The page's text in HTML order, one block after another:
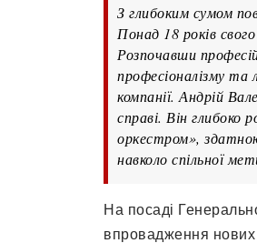
З глибоким сумом
Понад 18 років
Розпочавши
професіоналізму та
компанії. Андрій
справі. Він глибоко
оркестром»,
навколо спільної
На посаді
впровадження нових